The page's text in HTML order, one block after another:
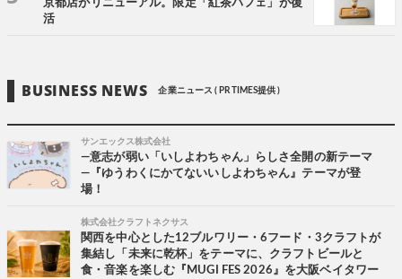
京都店がリニューアル。限定「紅茶パフェ」が復
活
BUSINESS NEWS 企業ニュース ( PR TIMES提供 )
サンエックス株式会社
―意志が弱い「いしよわちゃん」らしさ全開の新テーマ
―『ゆうわくにかてないいしよわちゃん』テーマが登
場！
株式会社クラフトネクサス
関西を中心とした12ブルワリー・6フード・3クラフトが
集結し「未来に乾杯」をテーマに、クラフトビールと
食・音楽を楽しむ『MUGI FES 2026』を大阪ベイタワー